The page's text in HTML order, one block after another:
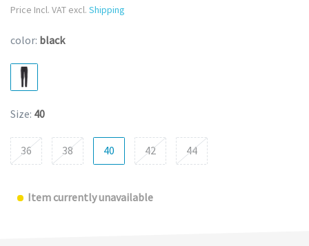
Price Incl. VAT excl. Shipping
color: black
Size: 40
36 38 40 42 44
Item currently unavailable